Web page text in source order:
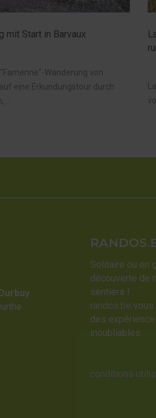
mit Start in Barvaux
Wanderung von
eine Erkundungstour durch
Solitaire ou en
découverte de
sentiers !
randos.be vous
des
inoubliables.
conditions